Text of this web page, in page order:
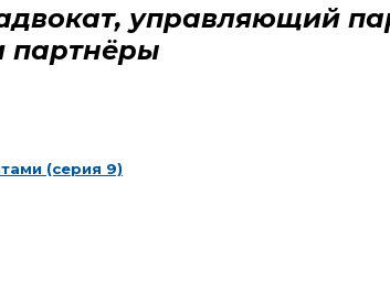
управляющий
партнёры
(серия 9)